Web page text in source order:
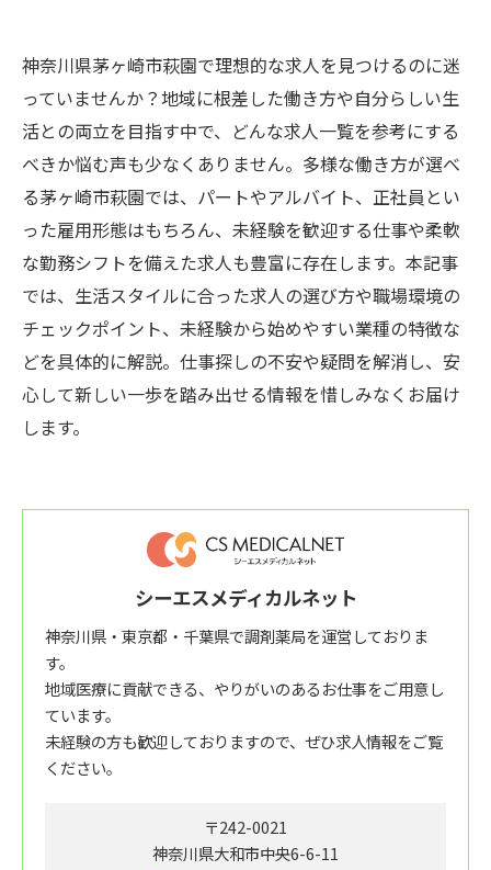
神奈川県茅ヶ崎市萩園で理想的な求人を見つけるのに迷
っていませんか？地域に根差した働き方や自分らしい生
活との両立を目指す中で、どんな求人一覧を参考にする
べきか悩む声も少なくありません。多様な働き方が選べ
る茅ヶ崎市萩園では、パートやアルバイト、正社員とい
った雇用形態はもちろん、未経験を歓迎する仕事や柔軟
な勤務シフトを備えた求人も豊富に存在します。本記事
では、生活スタイルに合った求人の選び方や職場環境の
チェックポイント、未経験から始めやすい業種の特徴な
どを具体的に解説。仕事探しの不安や疑問を解消し、安
心して新しい一歩を踏み出せる情報を惜しみなくお届け
します。
シーエスメディカルネット
神奈川県・東京都・千葉県で調剤薬局を運営しておりま
す。
地域医療に貢献できる、やりがいのあるお仕事をご用意し
ています。
未経験の方も歓迎しておりますので、ぜひ求人情報をご覧
ください。
〒242-0021
神奈川県大和市中央6-6-11